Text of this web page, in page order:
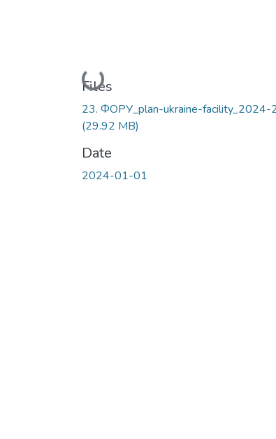
Loading...
Files
23. ФОРУ_plan-ukraine-facility_2024-
(29.92 MB)
Date
2024-01-01